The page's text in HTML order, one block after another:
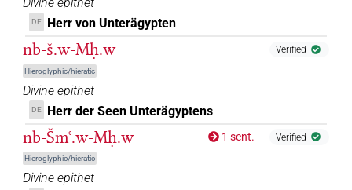
DE Herr von Unterägypten
nb-š.w-Mḥ.w
Hieroglyphic/hieratic
Verified
Divine epithet
DE Herr der Seen Unterägyptens
nb-Šmꜥ.w-Mḥ.w
Hieroglyphic/hieratic
1 sent. Verified
Divine epithet